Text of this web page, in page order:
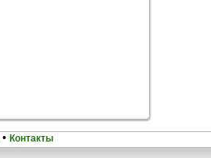
• Контакты